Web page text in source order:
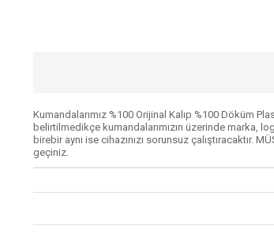
Kumandalarımız %100 Orijinal Kalıp %100 Döküm
belirtilmedikçe kumandalarımızın üzerinde marka,
birebir aynı ise cihazınızı sorunsuz çalıştıracaktır.
geçiniz.